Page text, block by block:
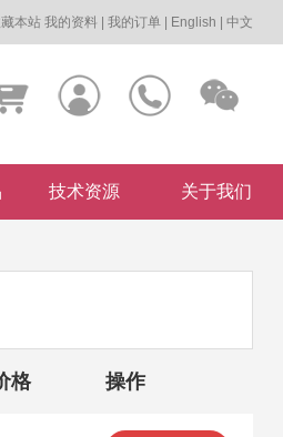
本站 我的资料 |我的订单 English |中文
技术资源 关于我们
格 操作